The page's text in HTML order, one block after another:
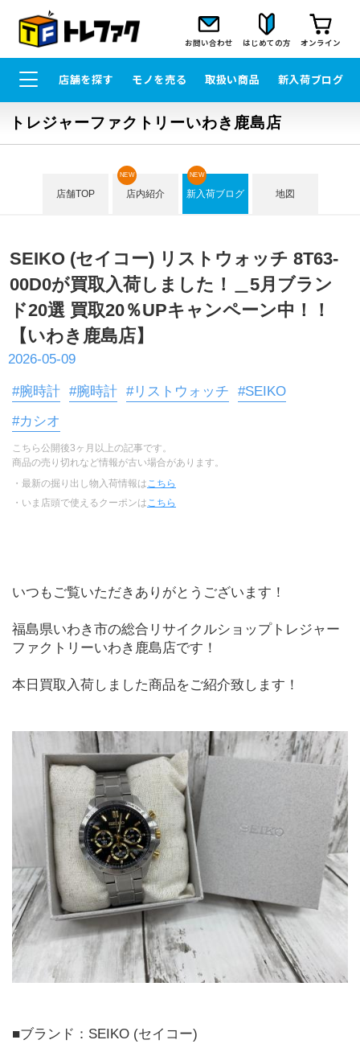
お問い合わせ はじめての方 オンライン
店舗を探す モノを売る 取扱い商品 新入荷ブログ
トレジャーファクトリーいわき鹿島店
店舗TOP 店内紹介
NEW
新入荷ブログ
NEW
地図
SEIKO (セイコー) リストウォッチ 8T63-
00D0が買取入荷しました！＿5月ブラン
ド20選 買取20％UPキャンペーン中！！
【いわき鹿島店】
2026-05-09
#腕時計 #腕時計 #リストウォッチ
#SEIKO
#カシオ
こちら公開後3ヶ月以上の記事です。
商品の売り切れなど情報が古い場合があります。
・最新の掘り出し物入荷情報は こちら
・いま店頭で使えるクーポンは こちら
いつもご覧いただきありがとうございます！
福島県いわき市の総合リサイクルショップトレジャー
ファクトリーいわき鹿島店です！
本日買取入荷しました商品をご紹介致します！
■ブランド：SEIKO (セイコー)